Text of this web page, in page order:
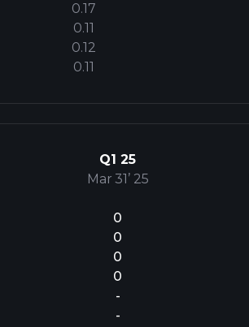
0.17
0.11
0.12
0.11
Q1 25
Mar 31’ 25
0
0
0
0
-
-